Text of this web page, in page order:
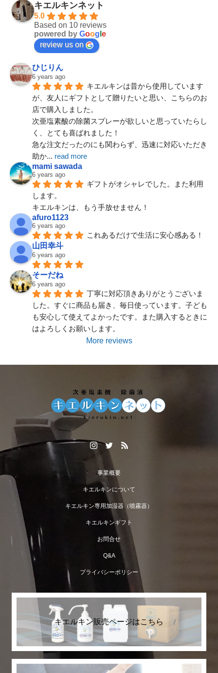
Googleレビュー一覧
20Lが入荷しました
スプレーボトルが入荷致しました。
2ℓボトルが入荷致しました。
キエルキンネット
5.0
Based on 10 reviews
powered by Goog e
review us on
ひじりん
6 years ago
キエルキンは昔から使用しています
が、友人にギフトとして贈りたいと思い、こちらのお
店で購入しました。
次亜塩素酸の除菌スプレーが欲しいと思っていたらし
く、とても喜ばれました！
急な注文だったのにも関わらず、迅速に対応いただき
助か... read more
mami sawada
6 years ago
ギフトがオシャレでした。また利用
します。
キエルキンは、もう手放せません！
afuro1123
6 years ago
これあるだけで生活に安心感ある！
山田幸斗
6 years ago
そーだね
6 years ago
丁寧に対応頂きありがとうございま
した。すぐに商品も届き、毎日使っています。子ども
も安心して使えてよかったです。また購入するときに
はよろしくお願いします。
More reviews
事業概要
キエルキンについて
キエルキン専用加湿器（噴霧器）
キエルキンギフト
お問合せ
Q&A
プライバシーポリシー
キエルキン販売ページはこちら